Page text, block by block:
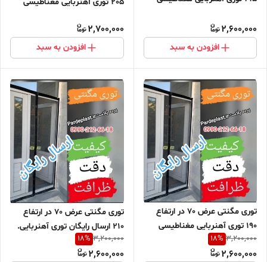
مگنتی پرده توری بالکن توری
مغازه پرده مغازه
2,600,000
افزودن به سبد
مگنتی پرده توری بالکن توری
مغازه پرده مغازه
2,700,000
افزودن به سبد
توری مگنتی عرض 70 در ارتفاع
190 توری آهنربایی مغناطیسی
مگنتیک توری پشه پشه بند
3,200,000
18%
2,600,000
توری مگنتی عرض 70 در ارتفاع
210 ارسال رایگان توری آهنربایی.
مغناطیسی . مگنتیک . توری پشه
. پشه بند . پرده مگنتی .پرده توری
3,200,000
18%
2,600,000